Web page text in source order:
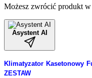
Możesz zwrócić produkt
Asystent AI
Klimatyzator Kasetonowy
ZESTAW